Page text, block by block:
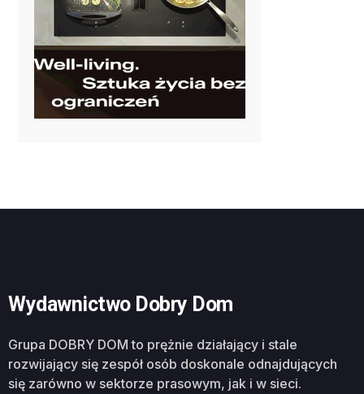
Wydawnictwo Dobry Dom
Grupa DOBRY DOM to prężnie działający i stale
rozwijający się zespół osób doskonale odnajdujących
się zarówno w sektorze prasowym, jak i w sieci.